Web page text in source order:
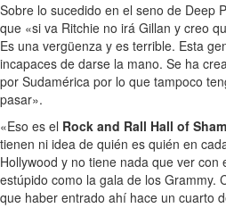
Sobre lo sucedido en el seno de Deep
que «si va Ritchie no irá Gillan y creo
Es una vergüenza y es terrible. Esta
incapaces de darse la mano. Se ha
por Sudamérica por lo que tampoco
pasar».
«Eso es el Rock and Rall Hall of
tienen ni idea de quién es quién en
Hollywood y no tiene nada que ver con
estúpido como la gala de los Grammy.
que haber entrado ahí hace un cuarto